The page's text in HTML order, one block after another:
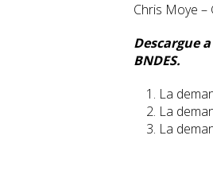
Chris Moye –
Descargue
BNDES.
La
La
La